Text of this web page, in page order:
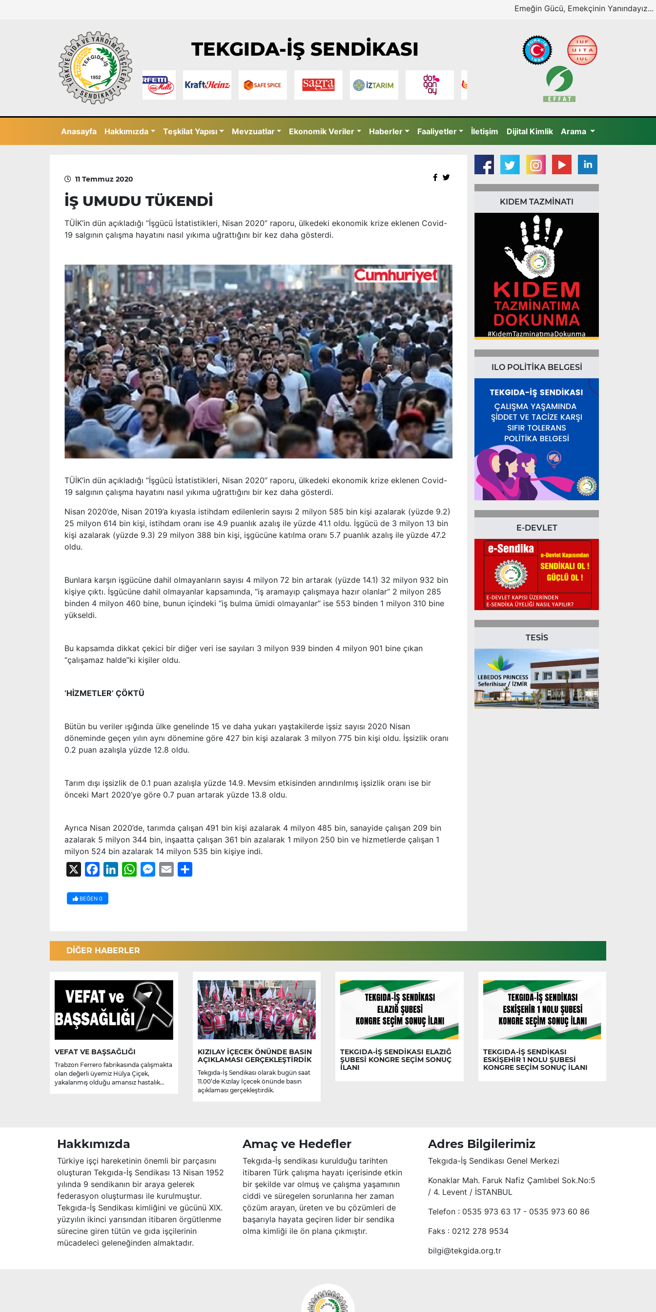
Emeğin Gücü, Emekçinin Yanındayız...
TEKGIDA-İŞ SENDİKASI
Anasayfa Hakkımızda Teşkilat Yapısı Mevzuatlar Ekonomik Veriler Haberler Faaliyetler İletişim Dijital Kimlik Arama
11 Temmuz 2020
İŞ UMUDU TÜKENDİ
TÜİK’in dün açıkladığı “İşgücü İstatistikleri, Nisan 2020” raporu, ülkedeki ekonomik krize eklenen Covid-
19 salgının çalışma hayatını nasıl yıkıma uğrattığını bir kez daha gösterdi.
TÜİK’in dün açıkladığı “İşgücü İstatistikleri, Nisan 2020” raporu, ülkedeki ekonomik krize eklenen Covid-
19 salgının çalışma hayatını nasıl yıkıma uğrattığını bir kez daha gösterdi.
Nisan 2020’de, Nisan 2019’a kıyasla istihdam edilenlerin sayısı 2 milyon 585 bin kişi azalarak (yüzde 9.2)
25 milyon 614 bin kişi, istihdam oranı ise 4.9 puanlık azalış ile yüzde 41.1 oldu. İşgücü de 3 milyon 13 bin
kişi azalarak (yüzde 9.3) 29 milyon 388 bin kişi, işgücüne katılma oranı 5.7 puanlık azalış ile yüzde 47.2
oldu.
Bunlara karşın işgücüne dahil olmayanların sayısı 4 milyon 72 bin artarak (yüzde 14.1) 32 milyon 932 bin
kişiye çıktı. İşgücüne dahil olmayanlar kapsamında, “iş aramayıp çalışmaya hazır olanlar” 2 milyon 285
binden 4 milyon 460 bine, bunun içindeki “iş bulma ümidi olmayanlar” ise 553 binden 1 milyon 310 bine
yükseldi.
Bu kapsamda dikkat çekici bir diğer veri ise sayıları 3 milyon 939 binden 4 milyon 901 bine çıkan
“çalışamaz halde”ki kişiler oldu.
‘HİZMETLER’ ÇÖKTÜ
Bütün bu veriler ışığında ülke genelinde 15 ve daha yukarı yaştakilerde işsiz sayısı 2020 Nisan
döneminde geçen yılın aynı dönemine göre 427 bin kişi azalarak 3 milyon 775 bin kişi oldu. İşsizlik oranı
0.2 puan azalışla yüzde 12.8 oldu.
Tarım dışı işsizlik de 0.1 puan azalışla yüzde 14.9. Mevsim etkisinden arındırılmış işsizlik oranı ise bir
önceki Mart 2020’ye göre 0.7 puan artarak yüzde 13.8 oldu.
Ayrıca Nisan 2020’de, tarımda çalışan 491 bin kişi azalarak 4 milyon 485 bin, sanayide çalışan 209 bin
azalarak 5 milyon 344 bin, inşaatta çalışan 361 bin azalarak 1 milyon 250 bin ve hizmetlerde çalışan 1
milyon 524 bin azalarak 14 milyon 535 bin kişiye indi.
FacebookLinkedInWhatsAppMessenger
Email
BEĞEN 0
KIDEM TAZMİNATI
ILO POLİTİKA BELGESİ
E-DEVLET
TESİS
DİĞER HABERLER
VEFAT VE BAŞSAĞLIĞI
Trabzon Ferrero fabrikasında çalışmakta
olan değerli üyemiz Hülya Çiçek,
yakalanmış olduğu amansız hastalık
KIZILAY İÇECEK ÖNÜNDE BASIN
AÇIKLAMASI GERÇEKLEŞTİRDİK
Tekgıda-İş Sendikası olarak bugün saat
11.00’de Kızılay İçecek önünde basın
açıklaması gerçekleştirdik.
TEKGIDA-İŞ SENDİKASI ELAZIĞ
ŞUBESİ KONGRE SEÇİM SONUÇ
İLANI
TEKGIDA-İŞ SENDİKASI
ESKİŞEHİR 1 NOLU ŞUBESİ
KONGRE SEÇİM SONUÇ İLANI
Hakkımızda
Türkiye işçi hareketinin önemli bir parçasını
oluşturan Tekgıda-İş Sendikası 13 Nisan 1952
yılında 9 sendikanın bir araya gelerek
federasyon oluşturması ile kurulmuştur.
Tekgıda-İş Sendikası kimliğini ve gücünü XIX.
yüzyılın ikinci yarısından itibaren örgütlenme
sürecine giren tütün ve gıda işçilerinin
mücadeleci geleneğinden almaktadır.
Amaç ve Hedefler
Tekgıda-İş sendikası kurulduğu tarihten
itibaren Türk çalışma hayatı içerisinde etkin
bir şekilde var olmuş ve çalışma yaşamının
ciddi ve süregelen sorunlarına her zaman
çözüm arayan, üreten ve bu çözümleri de
başarıyla hayata geçiren lider bir sendika
olma kimliği ile ön plana çıkmıştır.
Adres Bilgilerimiz
Tekgıda-İş Sendikası Genel Merkezi
Konaklar Mah. Faruk Nafiz Çamlıbel Sok.No:5
/ 4. Levent / İSTANBUL
Telefon : 0535 973 63 17 - 0535 973 60 86
Faks : 0212 278 9534
bilgi@tekgida.org.tr